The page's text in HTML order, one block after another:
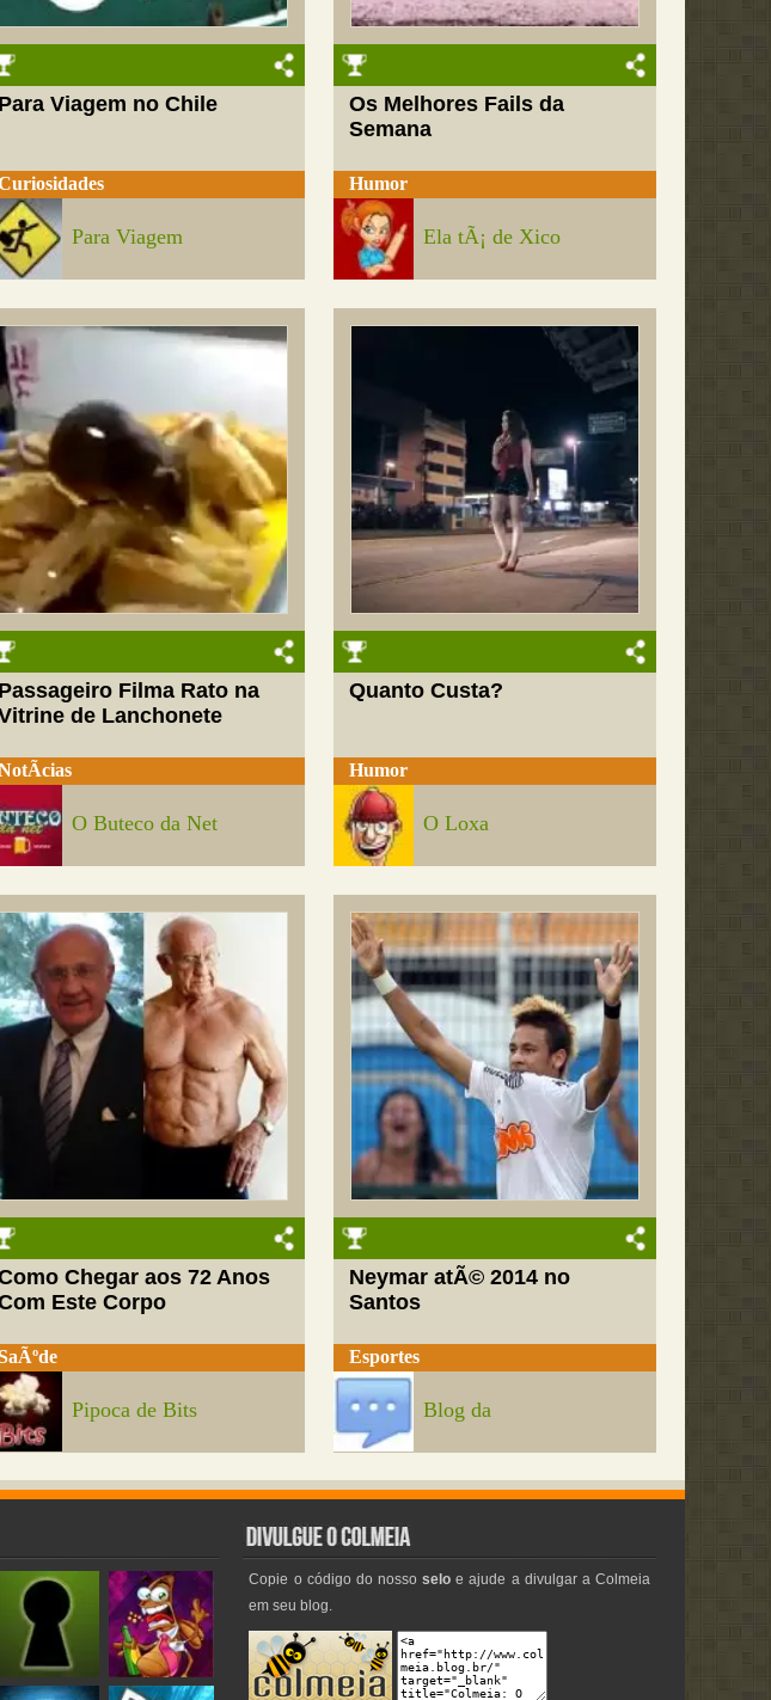
Para Viagem no Chile
Para Viagem
Os Melhores Fails da
Semana
Humor
Ela tÃ¡ de Xico
Passageiro Filma Rato na
de Lanchonete
O Buteco da Net
Quanto Custa?
Humor
O Loxa
Chegar aos 72 Anos
Este Corpo
Pipoca de Bits
Neymar atÃ© 2014 no
Santos
Esportes
Blog da
Copie o código do nossoselo e ajude a divulgar a Colmeia
em seu blog.